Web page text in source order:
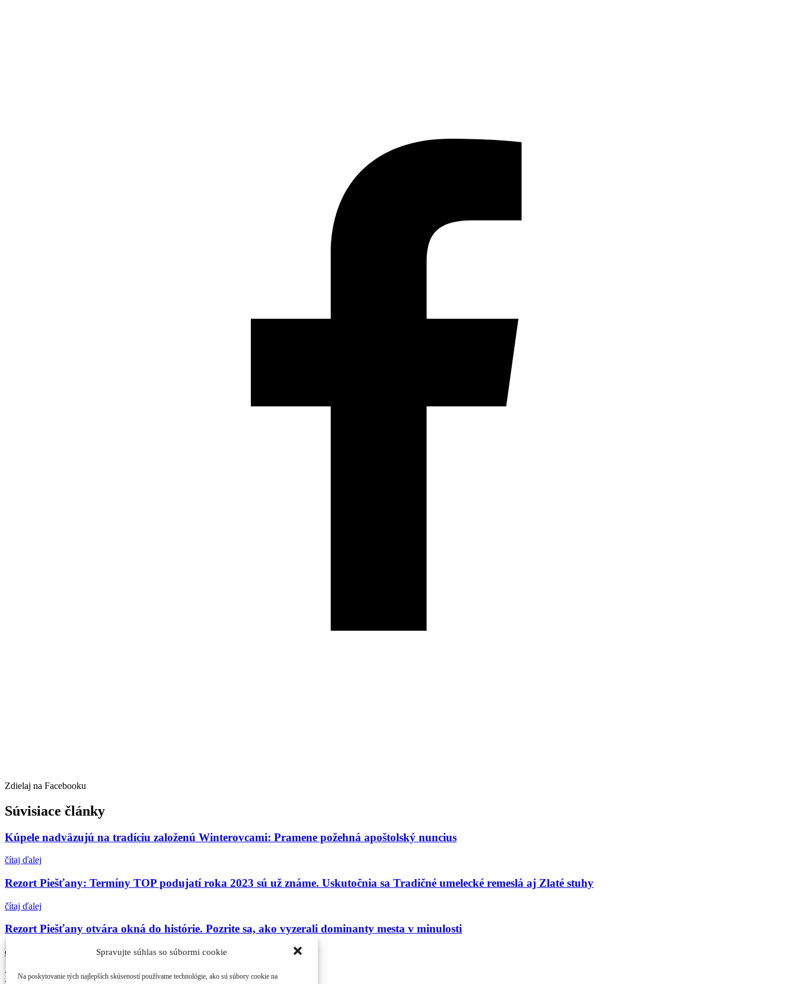
Spravujte súhlas so súbormi cookie
Na poskytovanie tých najlepších skúseností používame technológie, ako sú súbory cookie na
Zdielaj na Facebooku
Súvisiace články
Kúpele nadväzujú na tradíciu založenú Winterovcami: Pramene požehná apoštolský nuncius
čítaj ďalej
Rezort Piešťany: Termíny TOP podujatí roka 2023 sú už známe. Uskutočnia sa Tradičné umelecké remeslá aj Zlaté stuhy
čítaj ďalej
Rezort Piešťany otvára okná do histórie. Pozrite sa, ako vyzerali dominanty mesta v minulosti
čítaj ďalej
Najčítanejšie